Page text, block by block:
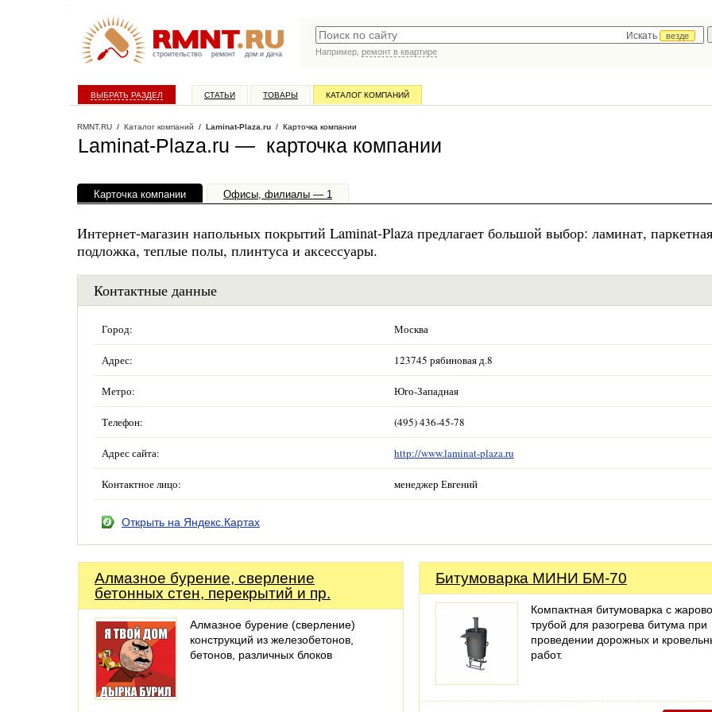
строительство ремонт дом и дача
Искать
везде
Например, ремонт в квартире
ВЫБРАТЬ РАЗДЕЛ СТАТЬИ ТОВАРЫ КАТАЛОГ КОМПАНИЙ
RMNT.RU / Каталог компаний / Laminat-Plaza.ru / Карточка компании
Laminat-Plaza.ru — карточка компании
Карточка компании Офисы, филиалы — 1
Интернет-магазин напольных покрытий Laminat-Plaza предлагает большой выбор: ламинат,
подложка, теплые полы, плинтуса и аксессуары.
Контактные данные
Город: Москва
Адрес: 123745 рябиновая д.8
Метро: Юго-Западная
Телефон: (495) 436-45-78
Адрес сайта: http://www.laminat-plaza.ru
Контактное лицо: менеджер Евгений
Открыть на Яндекс.Картах
Алмазное бурение, cверление
бетонных стен, перекрытий и пр.
Алмазное бурение (сверление)
конструкций из железобетонов,
бетонов, различных блоков
Битумоварка МИНИ БМ-70
Компактная битумоварка с
трубой для разогрева битума при
проведении дорожных и
работ.